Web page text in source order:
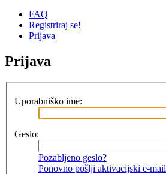
FAQ
Registriraj se!
Prijava
Prijava
Uporabniško ime:
Geslo:
Pozabljeno geslo?
Ponovno pošlji aktivacijski e-mail